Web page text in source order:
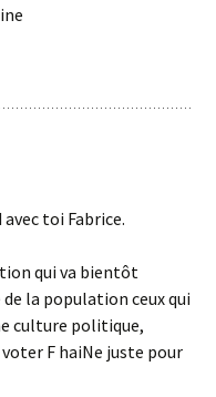
toi Fabrice.
qui va bientôt
la population ceux qui
culture politique,
F haiNe juste pour